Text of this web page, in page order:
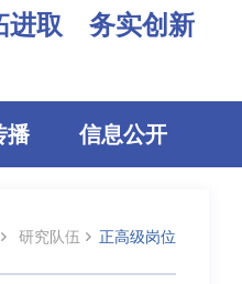
进取 务实创新
播 信息公开
研究队伍 正高级岗位